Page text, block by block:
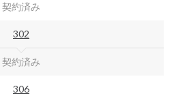
契約済み
302
契約済み
306